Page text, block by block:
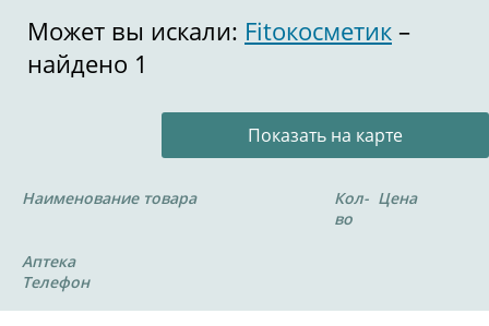
Может вы искали: Fitoкосметик –
найдено 1
Показать на карте
Наименование товара
Кол-
во
Цена
Аптека
Телефон